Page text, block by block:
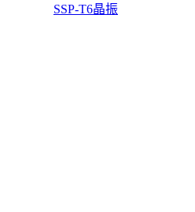
SSP-T6晶振